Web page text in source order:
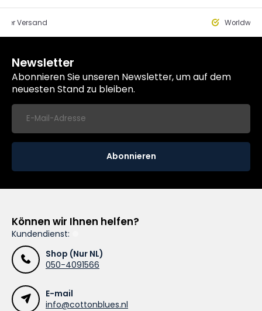
Versand
Newsletter
Abonnieren Sie unseren Newsletter, um auf dem
neuesten Stand zu bleiben.
Abonnieren
Können wir Ihnen helfen?
Kundendienst:
Shop (Nur NL)
050-4091566
E-mail
info@cottonblues.nl